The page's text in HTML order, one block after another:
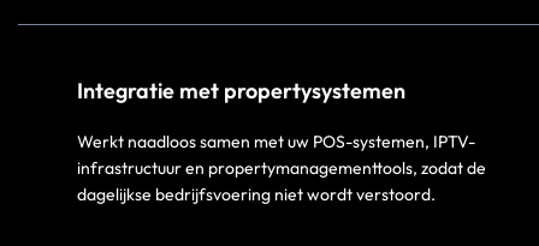
Integratie met propertysystemen
Werkt naadloos samen met uw POS-systemen, IPTV-
infrastructuur en propertymanagementtools, zodat de
dagelijkse bedrijfsvoering niet wordt verstoord.​